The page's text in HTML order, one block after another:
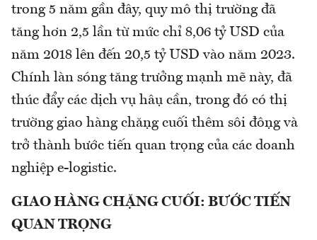
trong 5 năm gần đây, quy mô thị trường đã
tăng hơn 2,5 lần từ mức chỉ 8,06 tỷ USD của
năm 2018 lên đến 20,5 tỷ USD vào năm 2023.
Chính làn sóng tăng trưởng mạnh mẽ này, đã
thúc đẩy các dịch vụ hậu cần, trong đó có thị
trường giao hàng chặng cuối thêm sôi động và
trở thành bước tiến quan trọng của các doanh
nghiệp e-logistic.
GIAO HÀNG CHẶNG CUỐI: BƯỚC TIẾN
QUAN TRỌNG